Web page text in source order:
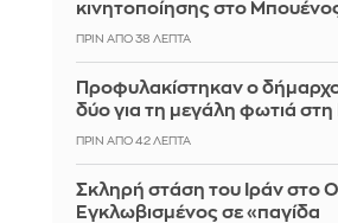
κινητοποίησης στο
ΠΡΙΝ ΑΠΌ 38 ΛΕΠΤΆ
Προφυλακίστηκαν ο
δύο για τη μεγάλη φωτιά στη
ΠΡΙΝ ΑΠΌ 42 ΛΕΠΤΆ
Σκληρή στάση του Ιράν στο
Εγκλωβισμένος σε «παγίδα